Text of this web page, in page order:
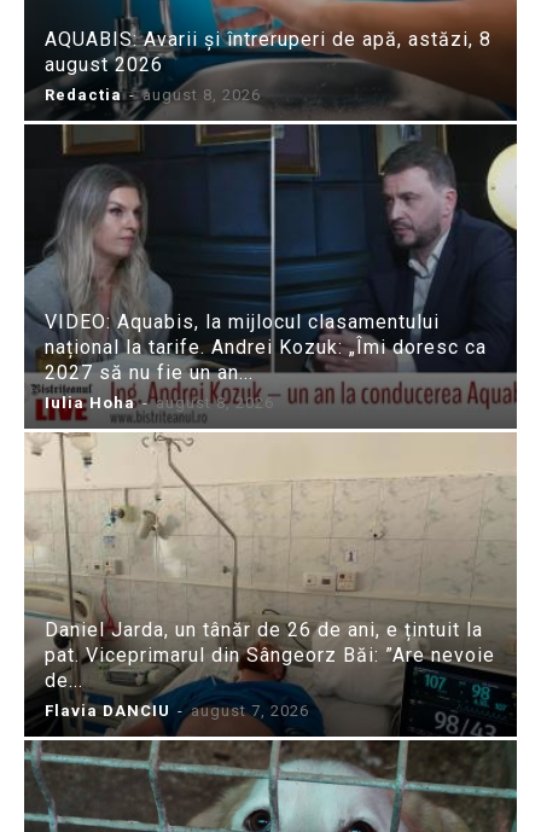
AQUABIS: Avarii și întreruperi de apă, astăzi, 8
august 2026
Redactia - august 8, 2026
VIDEO: Aquabis, la mijlocul clasamentului
național la tarife. Andrei Kozuk: „Îmi doresc ca
2027 să nu fie un an...
Iulia Hoha - august 8, 2026
Daniel Jarda, un tânăr de 26 de ani, e țintuit la
pat. Viceprimarul din Sângeorz Băi: ”Are nevoie
de...
Flavia DANCIU - august 7, 2026